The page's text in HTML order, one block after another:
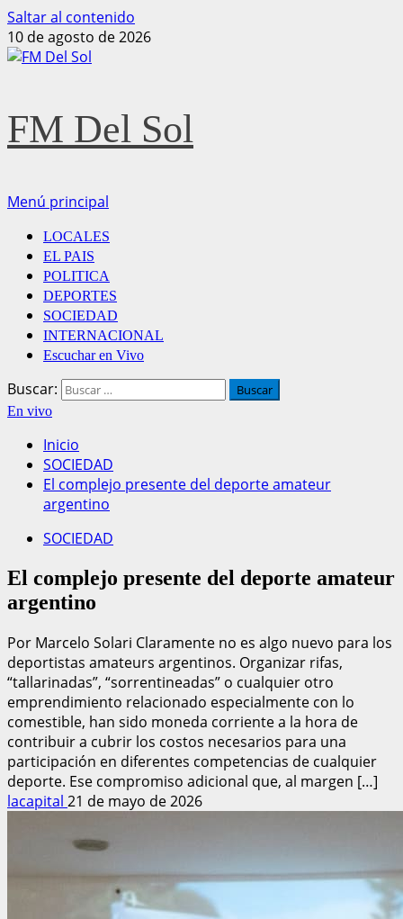
Saltar al contenido
10 de agosto de 2026
FM Del Sol
Menú principal
LOCALES
EL PAIS
POLITICA
DEPORTES
SOCIEDAD
INTERNACIONAL
Escuchar en Vivo
Buscar:
En vivo
Inicio
SOCIEDAD
El complejo presente del deporte amateur
argentino
SOCIEDAD
El complejo presente del deporte amateur
argentino
Por Marcelo Solari Claramente no es algo nuevo para los
deportistas amateurs argentinos. Organizar rifas,
“tallarinadas”, “sorrentineadas” o cualquier otro
emprendimiento relacionado especialmente con lo
comestible, han sido moneda corriente a la hora de
contribuir a cubrir los costos necesarios para una
participación en diferentes competencias de cualquier
deporte. Ese compromiso adicional que, al margen […]
lacapital 21 de mayo de 2026